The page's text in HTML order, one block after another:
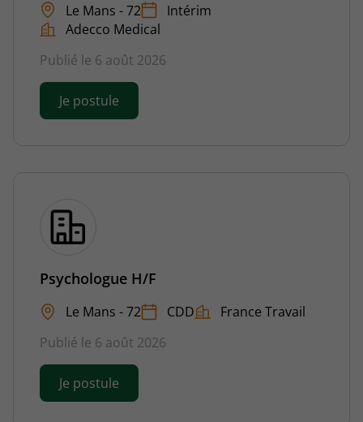
Le Mans - 72
Intérim
Adecco Medical
Publié le 6 août 2026
Je postule
Psychologue H/F
Le Mans - 72 CDD
France Travail
Publié le 6 août 2026
Je postule